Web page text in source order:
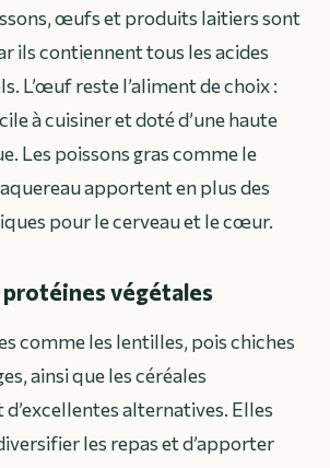
œufs et produits laitiers sont
ils contiennent tous les acides
L’œuf reste l’aliment de choix :
à cuisiner et doté d’une haute
Les poissons gras comme le
apportent en plus des
pour le cerveau et le cœur.
protéines végétales
comme les lentilles, pois chiches
ainsi que les céréales
alternatives. Elles
les repas et d’apporter